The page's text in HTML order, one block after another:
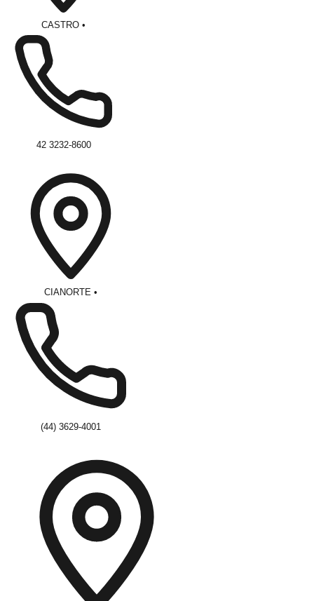
CASTRO •
42 3232-8600
CIANORTE •
(44) 3629-4001